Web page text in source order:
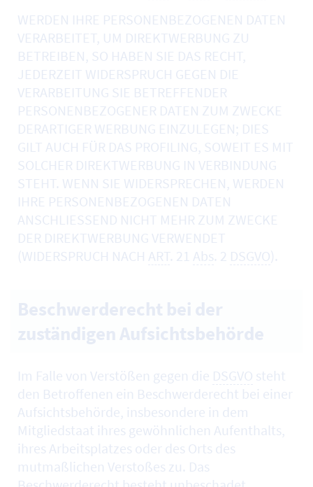
WERDEN IHRE PERSONENBEZOGENEN DATEN
VERARBEITET, UM DIREKTWERBUNG ZU
BETREIBEN, SO HABEN SIE DAS RECHT,
JEDERZEIT WIDERSPRUCH GEGEN DIE
VERARBEITUNG SIE BETREFFENDER
PERSONENBEZOGENER DATEN ZUM ZWECKE
DERARTIGER WERBUNG EINZULEGEN; DIES
GILT AUCH FÜR DAS PROFILING, SOWEIT ES MIT
SOLCHER DIREKTWERBUNG IN VERBINDUNG
STEHT. WENN SIE WIDERSPRECHEN, WERDEN
IHRE PERSONENBEZOGENEN DATEN
ANSCHLIESSEND NICHT MEHR ZUM ZWECKE
DER DIREKTWERBUNG VERWENDET
(WIDERSPRUCH NACH ART. 21 Abs. 2 DSGVO).
Im Falle von Verstößen gegen die DSGVO steht
den Betroffenen ein Beschwerderecht bei einer
Aufsichtsbehörde, insbesondere in dem
Mitgliedstaat ihres gewöhnlichen Aufenthalts,
ihres Arbeitsplatzes oder des Orts des
mutmaßlichen Verstoßes zu. Das